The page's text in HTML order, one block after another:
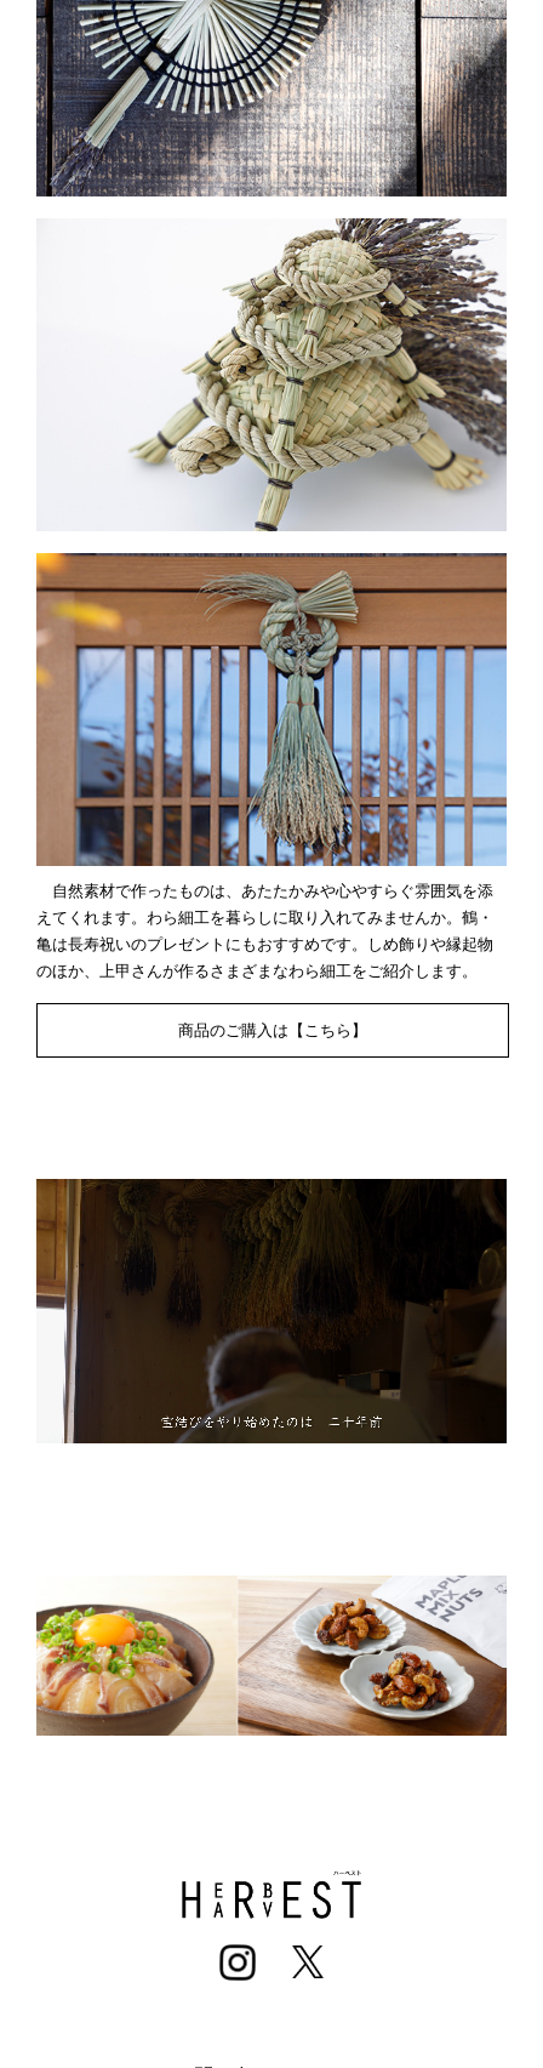
自然素材で作ったものは、あたたかみや心やすらぐ雰囲気を添
えてくれます。わら細工を暮らしに取り入れてみませんか。鶴・
亀は長寿祝いのプレゼントにもおすすめです。しめ飾りや縁起物
のほか、上甲さんが作るさまざまなわら細工をご紹介します。
商品のご購入は【こちら】